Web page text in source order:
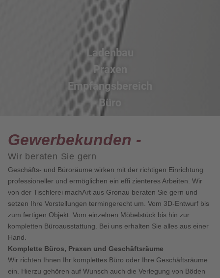
Ladenbau
Praxen
Empfangsbereich
Büro
Gewerbe­kunden -
Wir beraten Sie gern
Geschäfts- und Büroräume wirken mit der richtigen Einrichtung
professioneller und ermöglichen ein effi zienteres Arbeiten. Wir
von der Tischlerei machArt aus Gronau beraten Sie gern und
setzen Ihre Vorstellungen termingerecht um. Vom 3D-Entwurf bis
zum fertigen Objekt. Vom einzelnen Möbelstück bis hin zur
kompletten Büroausstattung. Bei uns erhalten Sie alles aus einer
Hand.
Komplette Büros, Praxen und Geschäftsräume
Wir richten Ihnen Ihr komplettes Büro oder Ihre Geschäftsräume
ein. Hierzu gehören auf Wunsch auch die Verlegung von Böden